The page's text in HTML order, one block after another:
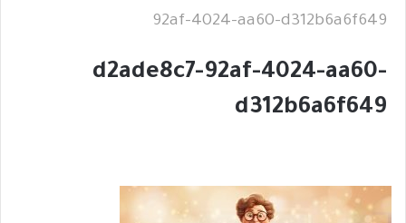
92af-4024-aa60-d312b6a6f649
d2ade8c7-92af-4024-aa60-
d312b6a6f649